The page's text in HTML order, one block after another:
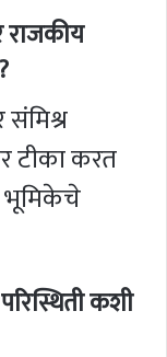
राजकीय
संमिश्र
टीका करत
भूमिकेचे
कशी